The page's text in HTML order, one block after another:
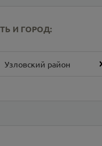
И ГОРОД:
Узловский район